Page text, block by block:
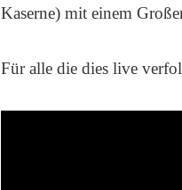
Kaserne) mit einem
Für alle die dies live